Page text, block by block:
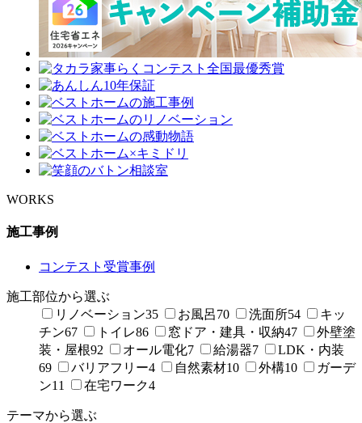
WORKS
施工事例
コンテスト受賞事例
施工部位から選ぶ
リノベーション35 お風呂70 洗面所54
キッ
チン67 トイレ86 窓ドア・建具・収納47
外壁塗
装・屋根92 オール電化7 給湯器7
LDK・内装
69
バリアフリー4 自然素材10 外構10
ガーデ
ン11 在宅ワーク4
テーマから選ぶ